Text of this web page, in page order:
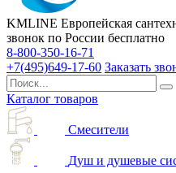
KMLINE Европейская
звонок по России бесплатно
8-800-350-16-71
+7(495)649-17-60 Заказать
Каталог товаров
Смесители
Душ и душевые